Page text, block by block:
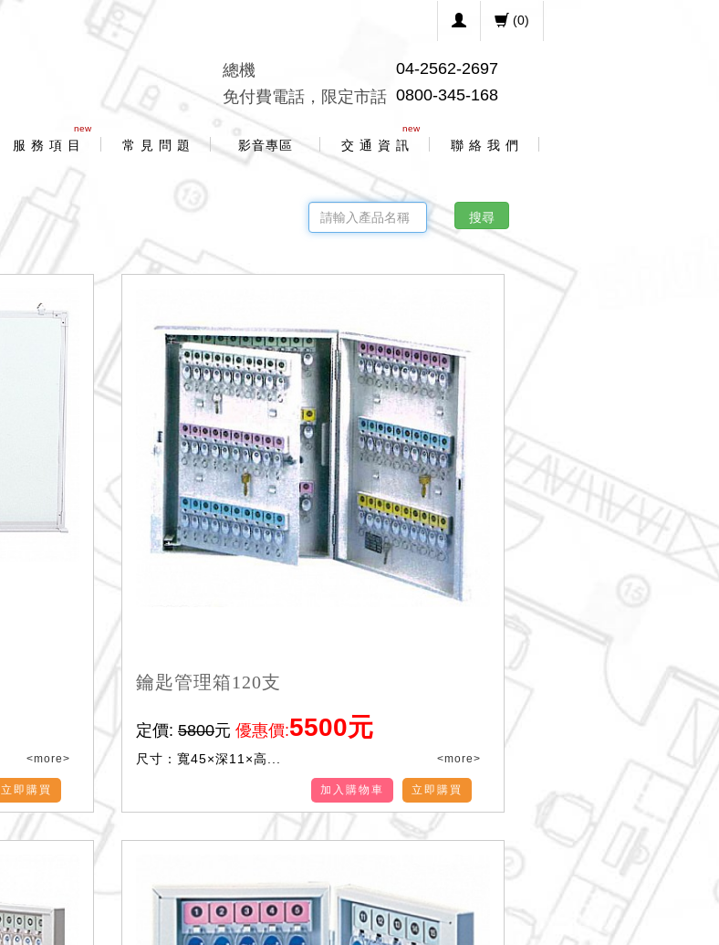
(0)
總機
04-2562-2697
免付費電話，限定市話 0800-345-168
new
服 務 項 目 常 見 問 題 影音專區
new
交 通 資 訊 聯 絡 我 們
<more>
立即購買
鑰匙管理箱120支
定價: 5800元 優惠價:5500元
尺寸：寬45×深11×高... <more>
立即購買
加入購物車